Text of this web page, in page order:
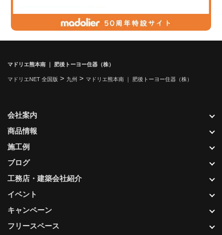
マドリエ熊本南 ｜ 肥後トーヨー住器（株）
マドリエNET 全国版 > 九州 > マドリエ熊本南 ｜ 肥後トーヨー住器（株）
会社案内
商品情報
施工例
ブログ
工務店・建築会社紹介
イベント
キャンペーン
フリースペース